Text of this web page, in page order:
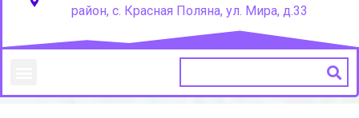
район, с. Красная Поляна, ул. Мира, д.33